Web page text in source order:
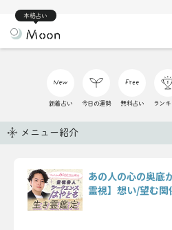
本格占い
新着占い 今日の運勢 無料占い ラン
メニュー紹介
あの人の心の奥底
霊視】想い/望む関